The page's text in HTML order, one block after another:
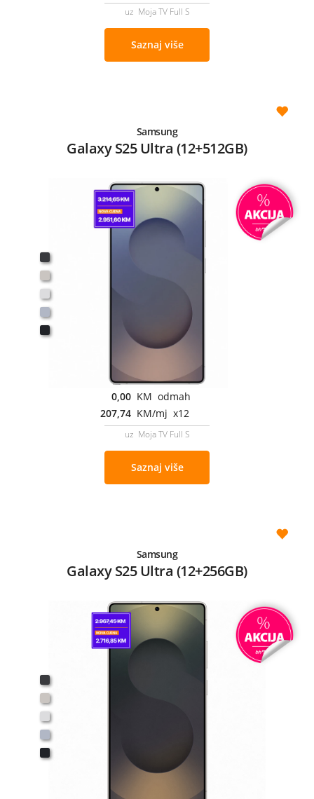
uz Moja TV Full S
Saznaj više
Samsung
Galaxy S25 Ultra (12+512GB)
0,00 KM odmah
207,74 KM/mj x12
uz Moja TV Full S
Saznaj više
Samsung
Galaxy S25 Ultra (12+256GB)